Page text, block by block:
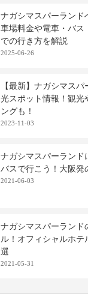
ナガシマスパーランド
車場料金や電車・バス
での行き方を解説
2025-06-26
【最新】ナガシマス
光スポット情報！観光
ングも！
2023-11-03
ナガシマスパーランド
バスで行こう！大阪発
2021-06-03
ナガシマスパーランド
ル！オフィシャルホテ
選
2021-05-31